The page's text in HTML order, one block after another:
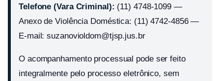
Telefone (Vara Criminal): (11) 4748-1099 —
Anexo de Violência Doméstica: (11) 4742-4856 —
E-mail: suzanovioldom@tjsp.jus.br
O acompanhamento processual pode ser feito
integralmente pelo processo eletrônico, sem